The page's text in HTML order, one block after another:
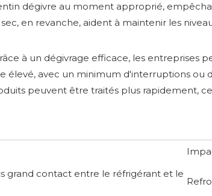
dégivre au moment approprié,
en revanche, aident à maintenir les
à un dégivrage efficace, les entreprises
avec un minimum d'interruptions ou
peuvent être traités plus rapidement,
grand contact entre le réfrigérant et le